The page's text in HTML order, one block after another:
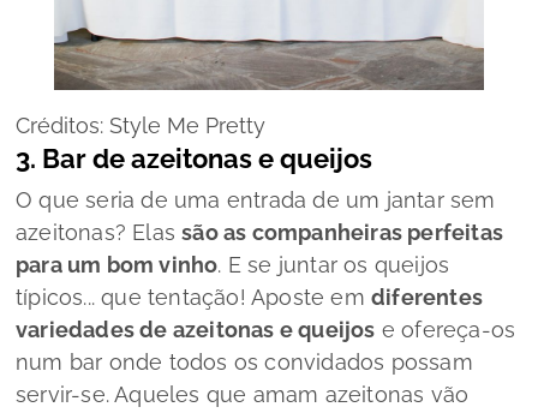
Créditos: Style Me Pretty
3. Bar de azeitonas e queijos
O que seria de uma entrada de um jantar sem
azeitonas? Elassão as companheiras perfeitas
para um bom vinho. E se juntar os queijos
típicos... que tentação! Aposte em diferentes
variedades de azeitonas e queijos e ofereça-os
num bar onde todos os convidados possam
servir-se. Aqueles que amam azeitonas vão